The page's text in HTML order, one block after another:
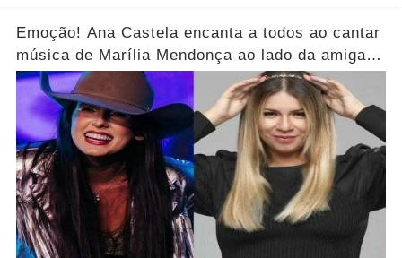
Emoção! Ana Castela encanta a todos ao cantar
música de Marília Mendonça ao lado da amiga...
Ver mais